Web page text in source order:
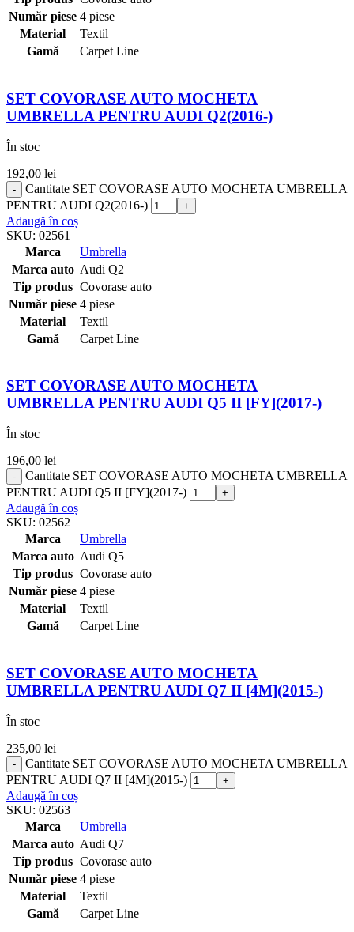
Număr piese 4 piese
Material
Textil
Gamă
Carpet Line
SET COVORASE AUTO MOCHETA
UMBRELLA PENTRU AUDI Q2(2016-)
În stoc
192,00 lei
Cantitate SET COVORASE AUTO MOCHETA UMBRELLA
PENTRU AUDI Q2(2016-)
Adaugă în coș
SKU: 02561
Marca
Umbrella
Marca auto Audi Q2
Tip produs Covorase auto
Număr piese 4 piese
Material
Textil
Gamă
Carpet Line
SET COVORASE AUTO MOCHETA
UMBRELLA PENTRU AUDI Q5 II [FY](2017-)
În stoc
196,00 lei
Cantitate SET COVORASE AUTO MOCHETA UMBRELLA
PENTRU AUDI Q5 II [FY](2017-)
Adaugă în coș
SKU: 02562
Marca
Umbrella
Marca auto Audi Q5
Tip produs Covorase auto
Număr piese 4 piese
Material
Textil
Gamă
Carpet Line
SET COVORASE AUTO MOCHETA
UMBRELLA PENTRU AUDI Q7 II [4M](2015-)
În stoc
235,00 lei
Cantitate SET COVORASE AUTO MOCHETA UMBRELLA
PENTRU AUDI Q7 II [4M](2015-)
Adaugă în coș
SKU: 02563
Marca
Umbrella
Marca auto Audi Q7
Tip produs Covorase auto
Număr piese 4 piese
Material
Textil
Gamă
Carpet Line